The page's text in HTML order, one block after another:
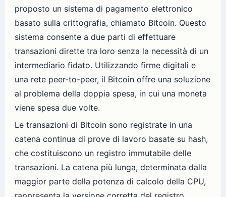
proposto un sistema di pagamento elettronico
basato sulla crittografia, chiamato Bitcoin. Questo
sistema consente a due parti di effettuare
transazioni dirette tra loro senza la necessità di un
intermediario fidato. Utilizzando firme digitali e
una rete peer-to-peer, il Bitcoin offre una soluzione
al problema della doppia spesa, in cui una moneta
viene spesa due volte.
Le transazioni di Bitcoin sono registrate in una
catena continua di prove di lavoro basate su hash,
che costituiscono un registro immutabile delle
transazioni. La catena più lunga, determinata dalla
maggior parte della potenza di calcolo della CPU,